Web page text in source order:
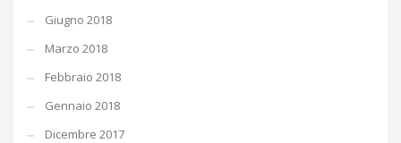
Giugno 2018
Marzo 2018
Febbraio 2018
Gennaio 2018
Dicembre 2017